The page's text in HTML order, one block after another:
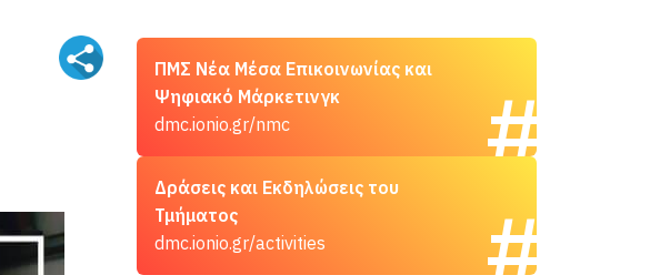
ΠΜΣ Νέα Μέσα Επικοινωνίας και
Ψηφιακό Μάρκετινγκ
dmc.ionio.gr/nmc
Δράσεις και Εκδηλώσεις του
Τμήματος
dmc.ionio.gr/activities